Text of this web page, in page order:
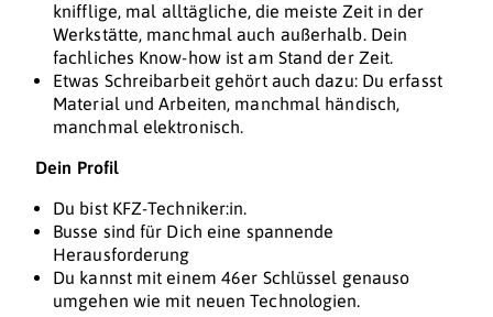
knifflige, mal alltägliche, die meiste Zeit in der
Werkstätte, manchmal auch außerhalb. Dein
fachliches Know-how ist am Stand der Zeit.
Etwas Schreibarbeit gehört auch dazu: Du erfasst
Material und Arbeiten, manchmal händisch,
manchmal elektronisch.
Dein Profil
Du bist KFZ-Techniker:in.
Busse sind für Dich eine spannende
Herausforderung
Du kannst mit einem 46er Schlüssel genauso
umgehen wie mit neuen Technologien.